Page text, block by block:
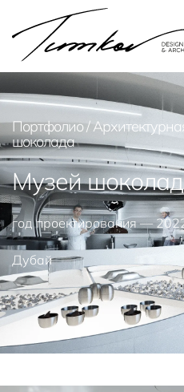
Портфолио/
шоколада
Музей
год проектирования —
Дубай